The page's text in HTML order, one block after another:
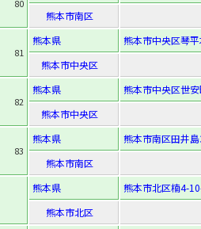
80
熊本市南区
81
熊本県
熊本市中央区琴
熊本市中央区
82
熊本県
熊本市中央区世
熊本市中央区
83
熊本県
熊本市南区田井
熊本市南区
熊本県
熊本市北区楠4-
熊本市北区